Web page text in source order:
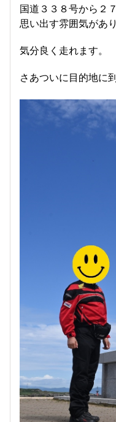
国道３３８号から２
思い出す雰囲気があ
気分良く走れます。
さあついに目的地に